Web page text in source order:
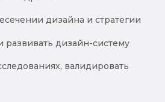
дизайна и стратегии
дизайн-систему
валидировать